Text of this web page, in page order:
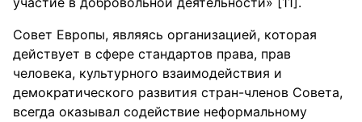
Совет Европы, являясь организацией, которая
действует в сфере стандартов права, прав
человека, культурного взаимодействия и
демократического развития стран-членов Совета,
всегда оказывал содействие неформальному